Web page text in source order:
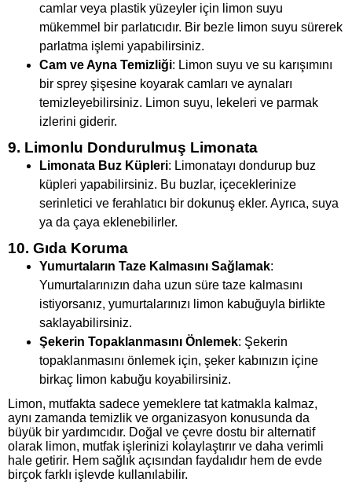
camlar veya plastik yüzeyler için limon suyu
mükemmel bir parlatıcıdır. Bir bezle limon suyu sürerek
parlatma işlemi yapabilirsiniz.
Cam ve Ayna Temizliği: Limon suyu ve su karışımını
bir sprey şişesine koyarak camları ve aynaları
temizleyebilirsiniz. Limon suyu, lekeleri ve parmak
izlerini giderir.
9. Limonlu Dondurulmuş Limonata
Limonata Buz Küpleri: Limonatayı dondurup buz
küpleri yapabilirsiniz. Bu buzlar, içeceklerinize
serinletici ve ferahlatıcı bir dokunuş ekler. Ayrıca, suya
ya da çaya eklenebilirler.
10. Gıda Koruma
Yumurtaların Taze Kalmasını Sağlamak:
Yumurtalarınızın daha uzun süre taze kalmasını
istiyorsanız, yumurtalarınızı limon kabuğuyla birlikte
saklayabilirsiniz.
Şekerin Topaklanmasını Önlemek: Şekerin
topaklanmasını önlemek için, şeker kabınızın içine
birkaç limon kabuğu koyabilirsiniz.
Limon, mutfakta sadece yemeklere tat katmakla kalmaz,
aynı zamanda temizlik ve organizasyon konusunda da
büyük bir yardımcıdır. Doğal ve çevre dostu bir alternatif
olarak limon, mutfak işlerinizi kolaylaştırır ve daha verimli
hale getirir. Hem sağlık açısından faydalıdır hem de evde
birçok farklı işlevde kullanılabilir.